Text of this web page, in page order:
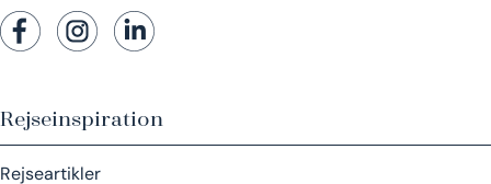
Rejseinspiration
Rejseartikler